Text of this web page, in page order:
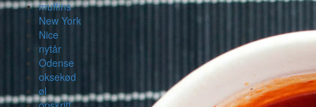
muffins
New York
Nice
nytår
Odense
oksekød
øl